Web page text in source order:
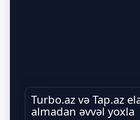
Turbo.az və Tap.az
almadan əvvəl yoxla